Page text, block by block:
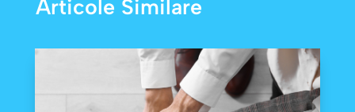
Articole Similare